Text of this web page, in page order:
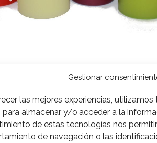
Gestionar
las mejores experiencias,
para almacenar y/o acceder a la
de estas tecnologías nos
de navegación o las
INFORMACIÓN ADICIONAL